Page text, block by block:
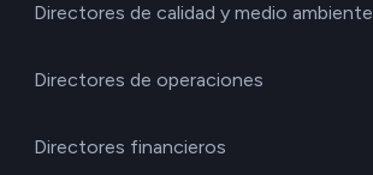
Directores de calidad y medio ambiente
Directores de operaciones
Directores financieros